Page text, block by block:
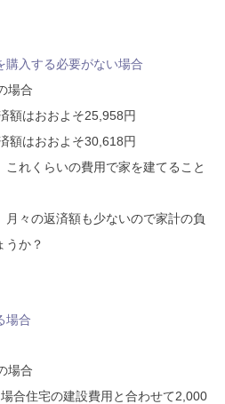
購入する必要がない場合
場合
額はおおよそ25,958円
額はおおよそ30,618円
れくらいの費用で家を建てること
月々の返済額も少ないので家計の負
うか？
場合
場合
合住宅の建設費用と合わせて2,000